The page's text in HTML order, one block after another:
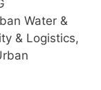
Water &
& Logistics,